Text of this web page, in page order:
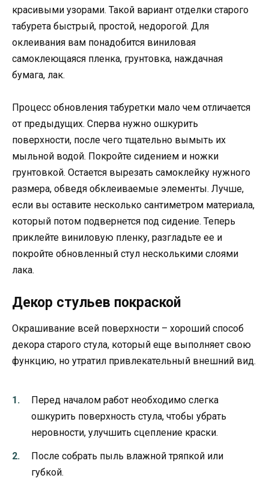
красивыми узорами. Такой вариант отделки старого
табурета быстрый, простой, недорогой. Для
оклеивания вам понадобится виниловая
самоклеющаяся пленка, грунтовка, наждачная
бумага, лак.
Процесс обновления табуретки мало чем отличается
от предыдущих. Сперва нужно ошкурить
поверхности, после чего тщательно вымыть их
мыльной водой. Покройте сидением и ножки
грунтовкой. Остается вырезать самоклейку нужного
размера, обведя обклеиваемые элементы. Лучше,
если вы оставите несколько сантиметром материала,
который потом подвернется под сидение. Теперь
приклейте виниловую пленку, разгладьте ее и
покройте обновленный стул несколькими слоями
лака.
Декор стульев покраской
Окрашивание всей поверхности – хороший способ
декора старого стула, который еще выполняет свою
функцию, но утратил привлекательный внешний вид.
Перед началом работ необходимо слегка
ошкурить поверхность стула, чтобы убрать
неровности, улучшить сцепление краски.
После собрать пыль влажной тряпкой или
губкой.